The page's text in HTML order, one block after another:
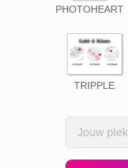
PHOTOHEART
TRIPPLE